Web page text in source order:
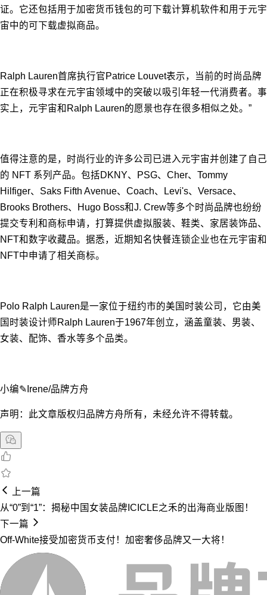
证。它还包括用于加密货币钱包的可下载计算机软件和用于元宇
宙中的可下载虚拟商品。
Ralph Lauren首席执行官Patrice Louvet表示，当前的时尚品牌
正在积极寻求在元宇宙领域中的突破以吸引年轻一代消费者。事
实上，元宇宙和Ralph Lauren的愿景也存在很多相似之处。”
值得注意的是，时尚行业的许多公司已进入元宇宙并创建了自己
的 NFT 系列产品。包括DKNY、PSG、Cher、Tommy
Hilfiger、Saks Fifth Avenue、Coach、Levi's、Versace、
Brooks Brothers、Hugo Boss和J. Crew等多个时尚品牌也纷纷
提交专利和商标申请，打算提供虚拟服装、鞋类、家居装饰品、
NFT和数字收藏品。据悉，近期知名快餐连锁企业也在元宇宙和
NFT中申请了相关商标。
Polo Ralph Lauren是一家位于纽约市的美国时装公司，它由美
国时装设计师Ralph Lauren于1967年创立，涵盖童装、男装、
女装、配饰、香水等多个品类。
小编✎Irene/品牌方舟
声明：此文章版权归品牌方舟所有，未经允许不得转载。
上一篇
从“0”到“1”：揭秘中国女装品牌ICICLE之禾的出海商业版图！
下一篇
Off-White接受加密货币支付！加密奢侈品牌又一大将！